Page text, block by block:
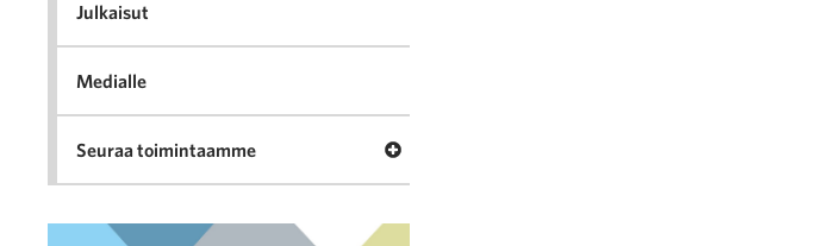
Julkaisut
Medialle
Seuraa toimintaamme Avaa valikko Seuraa toimintaamme